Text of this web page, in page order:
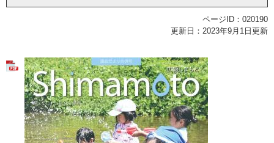
ページID：020190
更新日：2023年9月1日更新